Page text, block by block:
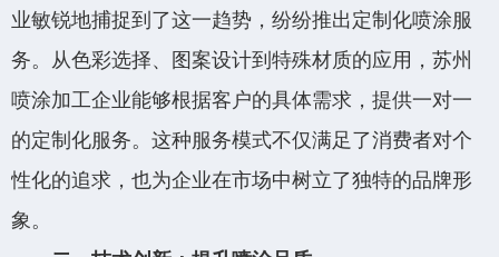
业敏锐地捕捉到了这一趋势，纷纷推出定制化喷涂服
务。从色彩选择、图案设计到特殊材质的应用，苏州
喷涂加工企业能够根据客户的具体需求，提供一对一
的定制化服务。这种服务模式不仅满足了消费者对个
性化的追求，也为企业在市场中树立了独特的品牌形
象。